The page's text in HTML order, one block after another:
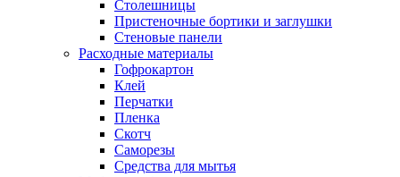
Столешницы
Пристеночные бортики и заглушки
Стеновые панели
Расходные материалы
Гофрокартон
Клей
Перчатки
Пленка
Скотч
Саморезы
Средства для мытья